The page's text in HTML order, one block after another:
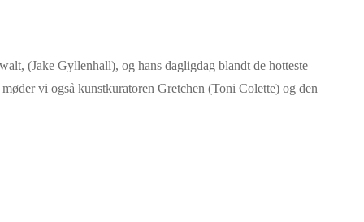
(Jake Gyllenhall), og hans dagligdag blandt de hotteste
vi også kunstkuratoren Gretchen (Toni Colette) og den